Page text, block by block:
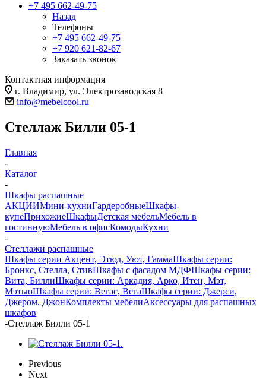
+7 495 662-49-75
Назад
Телефоны
+7 495 662-49-75
+7 920 621-82-67
Заказать звонок
Контактная информация
г. Владимир, ул. Электрозаводская 8
info@mebelcool.ru
Стеллаж Билли 05-1
Главная
-
Каталог
-
Шкафы распашные
АКЦИИМини-кухниГардеробныеШкафы-
купеПрихожиеШкафыДетская мебельМебель в
гостиннуюМебель в офисКомодыКухни
-
Стеллажи распашные
Шкафы серии Акцент, Этюд, Уют, ГаммаШкафы серии:
Бронкс, Стелла, СтивШкафы с фасадом МДФШкафы серии:
Вита, БиллиШкафы серии: Аркадия, Арко, Итен, Мэт,
МэтьюШкафы серии: Вегас, ВегаШкафы серии: Джерси,
Джером, ДжонКомплекты мебелиАксессуары для распашных
шкафов
-Стеллаж Билли 05-1
Previous
Next